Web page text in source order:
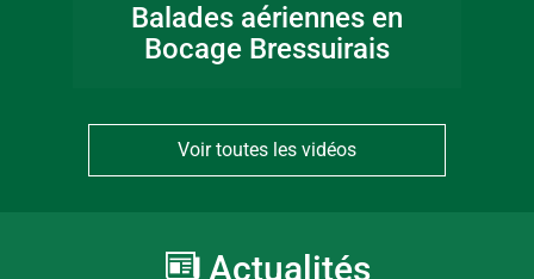
Balades aériennes en
Bocage Bressuirais
Voir toutes les vidéos
Actualités